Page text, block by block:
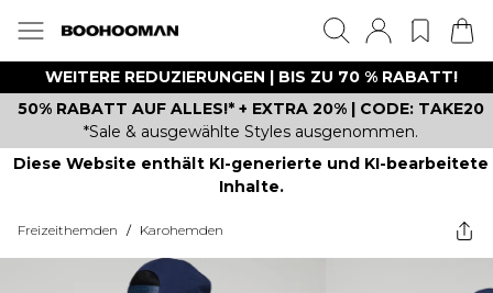
WEITERE REDUZIERUNGEN | BIS ZU 70 % RABATT!
50% RABATT AUF ALLES!* + EXTRA 20% | CODE: TAKE20
*Sale & ausgewählte Styles ausgenommen.
Diese Website enthält KI-generierte und KI-bearbeitete
Inhalte.
Freizeithemden / Karohemden